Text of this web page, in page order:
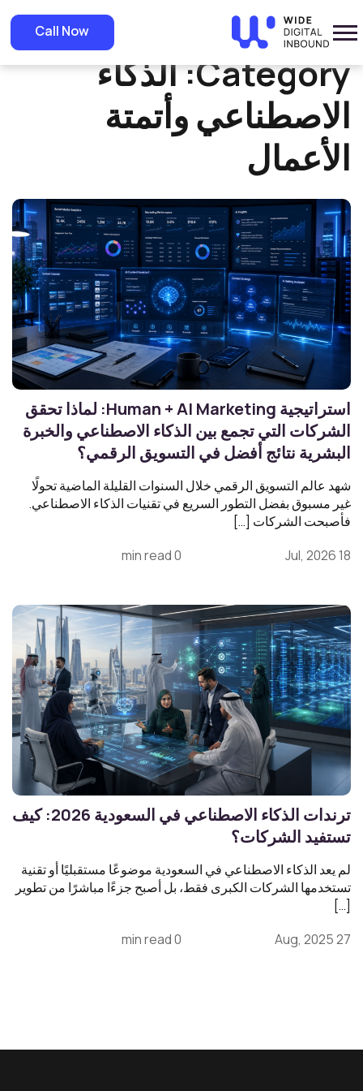
Call Now Home
» الذكاء الاصطناعي وأتمتة الأعمال
Category: الذكاء
الاصطناعي وأتمتة
الأعمال
استراتيجية Human + AI Marketing: لماذا تحقق
الشركات التي تجمع بين الذكاء الاصطناعي والخبرة
البشرية نتائج أفضل في التسويق الرقمي؟
شهد عالم التسويق الرقمي خلال السنوات القليلة الماضية تحولًا
غير مسبوق بفضل التطور السريع في تقنيات الذكاء الاصطناعي.
فأصبحت الشركات […]
18 Jul, 2026
0 min read
ترندات الذكاء الاصطناعي في السعودية 2026: كيف
تستفيد الشركات؟
لم يعد الذكاء الاصطناعي في السعودية موضوعًا مستقبليًا أو تقنية
تستخدمها الشركات الكبرى فقط، بل أصبح جزءًا مباشرًا من تطوير
[…]
27 Aug, 2025
0 min read